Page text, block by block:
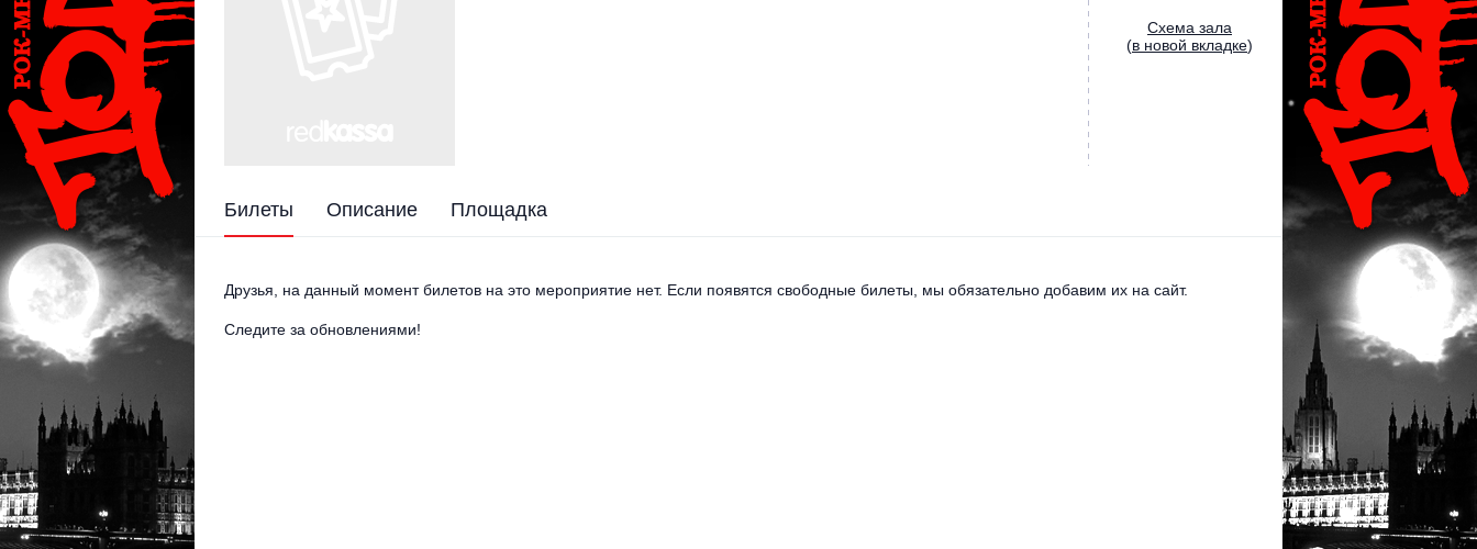
Cхема зала
(в новой вкладке)
Билеты Описание Площадка
Друзья, на данный момент билетов на это мероприятие нет. Если появятся свободные билеты, мы обязательно добавим их на сайт.
Следите за обновлениями!